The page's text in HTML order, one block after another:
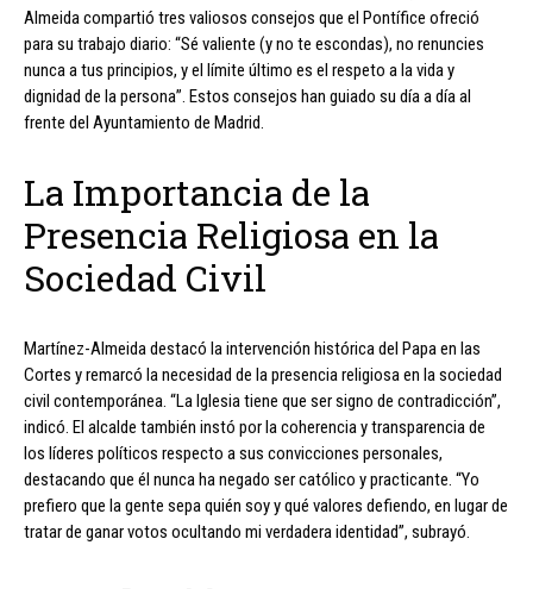
Almeida compartió tres valiosos consejos que el Pontífice ofreció
para su trabajo diario: “Sé valiente (y no te escondas), no renuncies
nunca a tus principios, y el límite último es el respeto a la vida y
dignidad de la persona”. Estos consejos han guiado su día a día al
frente del Ayuntamiento de Madrid.
La Importancia de la
Presencia Religiosa en la
Sociedad Civil
Martínez-Almeida destacó la intervención histórica del Papa en las
Cortes y remarcó la necesidad de la presencia religiosa en la sociedad
civil contemporánea. “La Iglesia tiene que ser signo de contradicción”,
indicó. El alcalde también instó por la coherencia y transparencia de
los líderes políticos respecto a sus convicciones personales,
destacando que él nunca ha negado ser católico y practicante. “Yo
prefiero que la gente sepa quién soy y qué valores defiendo, en lugar de
tratar de ganar votos ocultando mi verdadera identidad”, subrayó.